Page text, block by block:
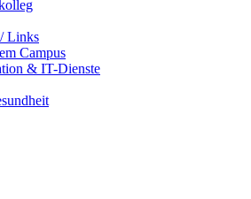
Links
Campus
& IT-Dienste